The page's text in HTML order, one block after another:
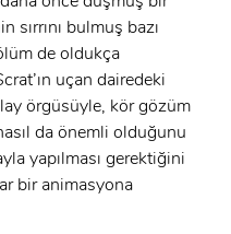
Unuttum ?
sırrını bulmuş bazı
de oldukça
uçan dairedeki
örgüsüyle, kör gözüm
da önemli olduğunu
yapılması gerektiğini
bir animasyona